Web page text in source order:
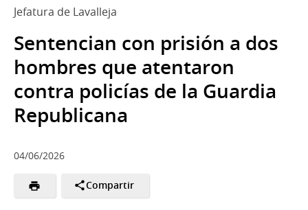
Jefatura de Lavalleja
Sentencian con prisión a dos
hombres que atentaron
contra policías de la Guardia
Republicana
04/06/2026
Compartir